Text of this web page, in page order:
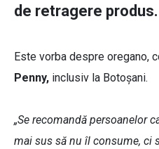
de retragere produs.
Este vorba despre oregano,
Penny, inclusiv la Botoșani.
„Se recomandă persoanelor
mai sus să nu îl consume, ci